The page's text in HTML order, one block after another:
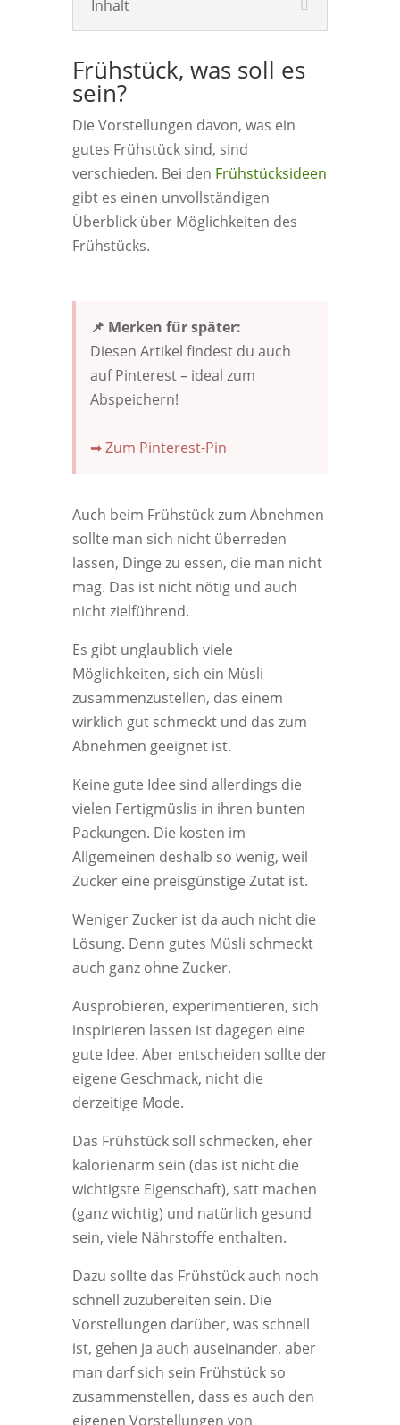
Inhalt
Frühstück, was soll es
sein?
Die Vorstellungen davon, was ein
gutes Frühstück sind, sind
verschieden. Bei den Frühstücksideen
gibt es einen unvollständigen
Überblick über Möglichkeiten des
Frühstücks.
📌 Merken für später:
Diesen Artikel findest du auch
auf Pinterest – ideal zum
Abspeichern!
➡ Zum Pinterest-Pin
Auch beim Frühstück zum Abnehmen
sollte man sich nicht überreden
lassen, Dinge zu essen, die man nicht
mag. Das ist nicht nötig und auch
nicht zielführend.
Es gibt unglaublich viele
Möglichkeiten, sich ein Müsli
zusammenzustellen, das einem
wirklich gut schmeckt und das zum
Abnehmen geeignet ist.
Keine gute Idee sind allerdings die
vielen Fertigmüslis in ihren bunten
Packungen. Die kosten im
Allgemeinen deshalb so wenig, weil
Zucker eine preisgünstige Zutat ist.
Weniger Zucker ist da auch nicht die
Lösung. Denn gutes Müsli schmeckt
auch ganz ohne Zucker.
Ausprobieren, experimentieren, sich
inspirieren lassen ist dagegen eine
gute Idee. Aber entscheiden sollte der
eigene Geschmack, nicht die
derzeitige Mode.
Das Frühstück soll schmecken, eher
kalorienarm sein (das ist nicht die
wichtigste Eigenschaft), satt machen
(ganz wichtig) und natürlich gesund
sein, viele Nährstoffe enthalten.
Dazu sollte das Frühstück auch noch
schnell zuzubereiten sein. Die
Vorstellungen darüber, was schnell
ist, gehen ja auch auseinander, aber
man darf sich sein Frühstück so
zusammenstellen, dass es auch den
eigenen Vorstellungen von